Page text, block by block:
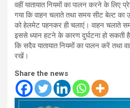
वहीं यातायात नियमों का पालन करने के लिए
गया कि वाहन चलाते तथा समय सीट बेल्ट का
को हेलमेट पहनकर ही चलाएं। वाहन चलाते
इससे ध्यान हटने के कारण दुर्घटना हो सकती
कि सदैव यातायात नियमों का पालन करें तथा
रखें।
Share the news